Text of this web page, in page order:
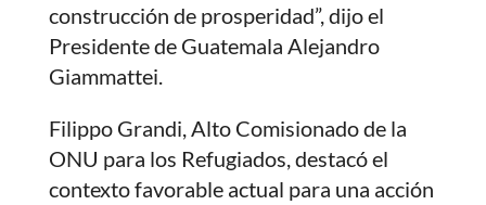
construcción de prosperidad”, dijo el
Presidente de Guatemala Alejandro
Giammattei.
Filippo Grandi, Alto Comisionado de la
ONU para los Refugiados, destacó el
contexto favorable actual para una acción